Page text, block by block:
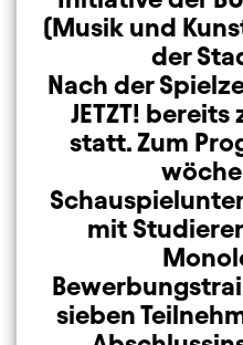
(Musik und
der
Nach der
JETZT!
statt. Zum
mit
sieben